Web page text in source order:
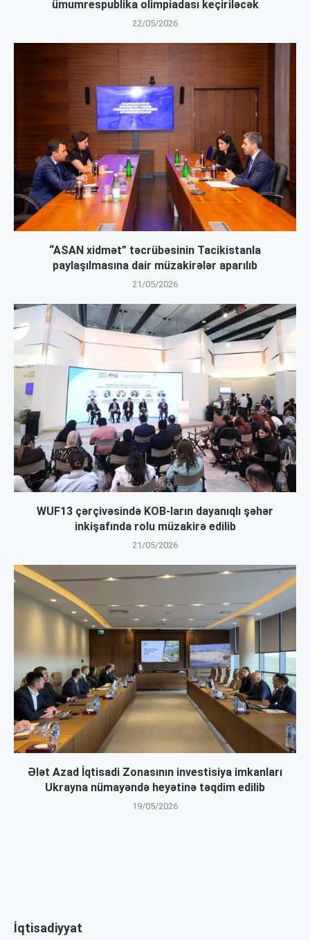
ümumrespublika olimpiadası keçiriləcək
22/05/2026
“ASAN xidmət” təcrübəsinin Tacikistanla
paylaşılmasına dair müzakirələr aparılıb
21/05/2026
WUF13 çərçivəsində KOB-ların dayanıqlı şəhər
inkişafında rolu müzakirə edilib
21/05/2026
Ələt Azad İqtisadi Zonasının investisiya imkanları
Ukrayna nümayəndə heyətinə təqdim edilib
19/05/2026
İqtisadiyyat